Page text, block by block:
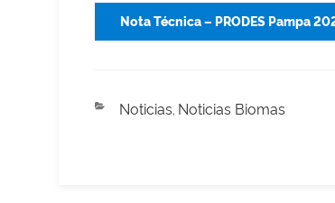
Nota Técnica – PRODES Pampa
Categorias
Noticias, Noticias Biomas